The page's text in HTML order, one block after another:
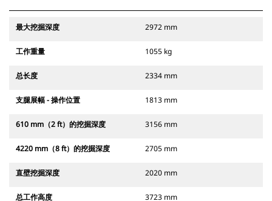
最大挖掘深度 2972 mm
工作重量 1055 kg
总长度 2334 mm
支腿展幅 - 操作位置 1813 mm
610 mm（2 ft）的挖掘深度 3156 mm
4220 mm（8 ft）的挖掘深度 2705 mm
直壁挖掘深度 2020 mm
总工作高度 3723 mm